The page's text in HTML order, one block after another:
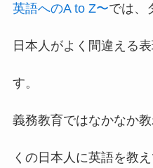
英語へのA to Z〜では、
日本人がよく間違える
す。
義務教育ではなかなか
くの日本人に英語を教